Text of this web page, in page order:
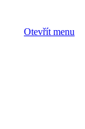
Otevřít menu